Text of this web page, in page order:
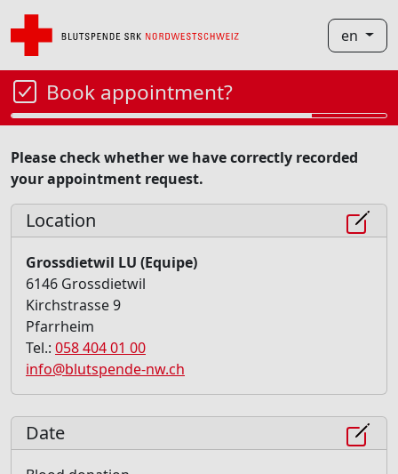
en
Book appointment?
Please check whether we have correctly recorded
your appointment request.
Location
Grossdietwil LU (Equipe)
6146 Grossdietwil
Kirchstrasse 9
Pfarrheim
Tel.: 058 404 01 00
info@blutspende-nw.ch
Date